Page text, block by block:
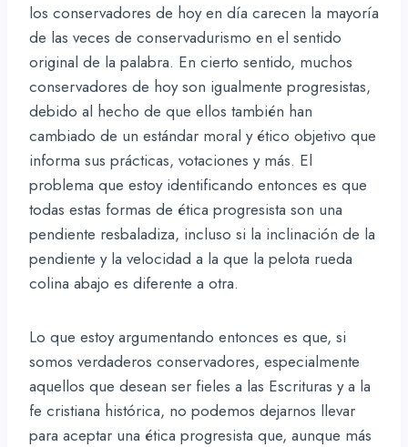
los conservadores de hoy en día carecen la mayoría
de las veces de conservadurismo en el sentido
original de la palabra. En cierto sentido, muchos
conservadores de hoy son igualmente progresistas,
debido al hecho de que ellos también han
cambiado de un estándar moral y ético objetivo que
informa sus prácticas, votaciones y más. El
problema que estoy identificando entonces es que
todas estas formas de ética progresista son una
pendiente resbaladiza, incluso si la inclinación de la
pendiente y la velocidad a la que la pelota rueda
colina abajo es diferente a otra.
Lo que estoy argumentando entonces es que, si
somos verdaderos conservadores, especialmente
aquellos que desean ser fieles a las Escrituras y a la
fe cristiana histórica, no podemos dejarnos llevar
para aceptar una ética progresista que, aunque más